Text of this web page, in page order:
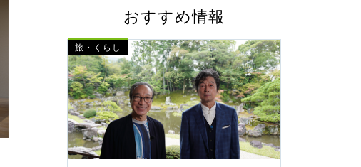
おすすめ情報
旅・くらし